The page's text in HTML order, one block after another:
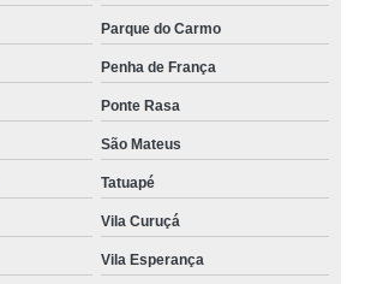
Iguatemi
tórax Guarulhos
crânio infantil Artur Alvim
Parada Inglesa
tumor cerebral Monte Carmelo
São João
Parque do Carmo
Penha de França
Ponte Rasa
São Mateus
Tatuapé
Vila Curuçá
Vila Esperança